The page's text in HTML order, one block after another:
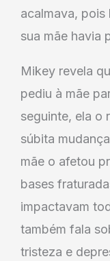
acalmava, pois
sua mãe havia
Mikey revela
pediu à mãe
seguinte, ela o
súbita
mãe o afetou
bases
impactavam
também fala
tristeza e